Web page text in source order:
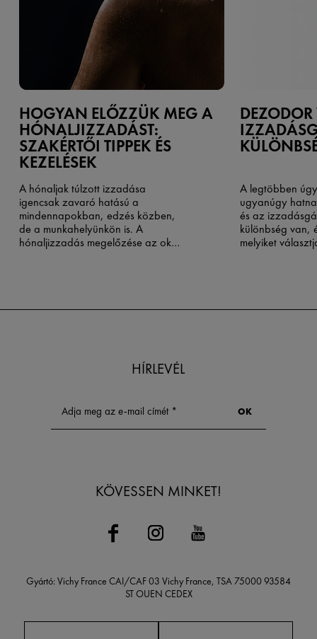
HOGYAN ELŐZZÜK MEG A
HÓNALJIZZADÁST:
SZAKÉRTŐI TIPPEK ÉS
KEZELÉSEK
A hónaljak túlzott izzadása
igencsak zavaró hatású a
mindennapokban, edzés közben,
de a munkahelyünkön is. A
hónaljizzadás megelőzése az okok
A legtöbben
ugyanúgy
és az
különbség van,
melyiket
hatékonyságot.
HÍRLEVÉL
KÖVESSEN MINKET!
Gyártó: Vichy France CAI/CAF 03 Vichy France, TSA 75000 93584
ST OUEN CEDEX